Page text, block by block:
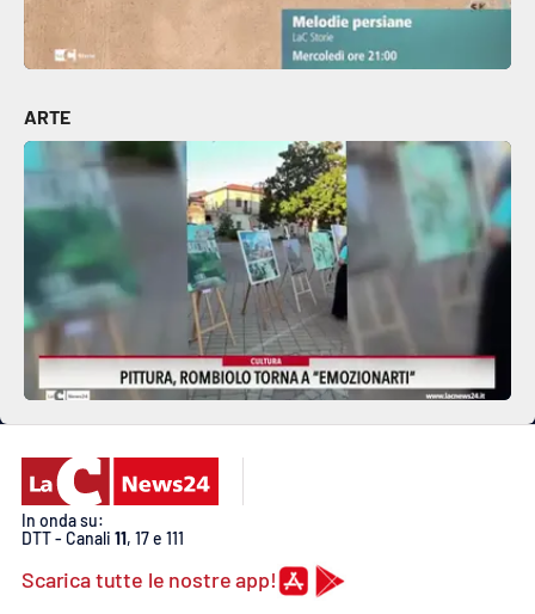
LaC Network
LaC OnAir
EDIZIONI
LOCALI
Catanzaro
Crotone
Vibo Valentia
Reggio Calabria
Cosenza
Lamezia Terme
ARTE
In onda su:
DTT - Canali 11, 17 e 111
Scarica tutte le nostre app!